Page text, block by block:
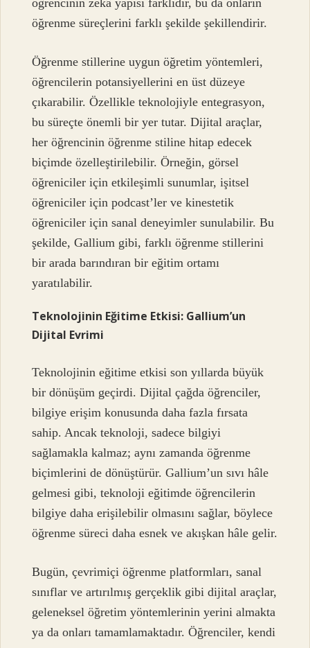
öğrencinin zekâ yapısı farklıdır, bu da onların
öğrenme süreçlerini farklı şekilde şekillendirir.
Öğrenme stillerine uygun öğretim yöntemleri,
öğrencilerin potansiyellerini en üst düzeye
çıkarabilir. Özellikle teknolojiyle entegrasyon,
bu süreçte önemli bir yer tutar. Dijital araçlar,
her öğrencinin öğrenme stiline hitap edecek
biçimde özelleştirilebilir. Örneğin, görsel
öğreniciler için etkileşimli sunumlar, işitsel
öğreniciler için podcast’ler ve kinestetik
öğreniciler için sanal deneyimler sunulabilir. Bu
şekilde, Gallium gibi, farklı öğrenme stillerini
bir arada barındıran bir eğitim ortamı
yaratılabilir.
Teknolojinin Eğitime Etkisi: Gallium’un
Dijital Evrimi
Teknolojinin eğitime etkisi son yıllarda büyük
bir dönüşüm geçirdi. Dijital çağda öğrenciler,
bilgiye erişim konusunda daha fazla fırsata
sahip. Ancak teknoloji, sadece bilgiyi
sağlamakla kalmaz; aynı zamanda öğrenme
biçimlerini de dönüştürür. Gallium’un sıvı hâle
gelmesi gibi, teknoloji eğitimde öğrencilerin
bilgiye daha erişilebilir olmasını sağlar, böylece
öğrenme süreci daha esnek ve akışkan hâle gelir.
Bugün, çevrimiçi öğrenme platformları, sanal
sınıflar ve artırılmış gerçeklik gibi dijital araçlar,
geleneksel öğretim yöntemlerinin yerini almakta
ya da onları tamamlamaktadır. Öğrenciler, kendi